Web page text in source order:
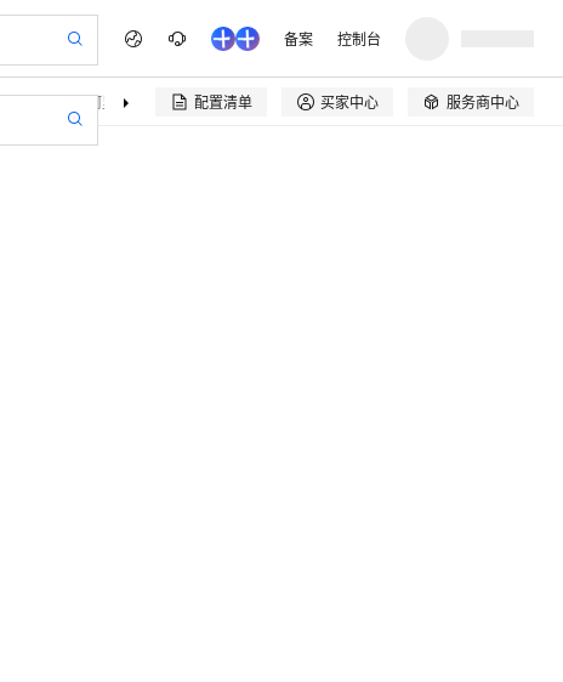
备案 控制台
解决方案 阿里云精选 伙伴招募
配置清单  买家中心  服务商中心